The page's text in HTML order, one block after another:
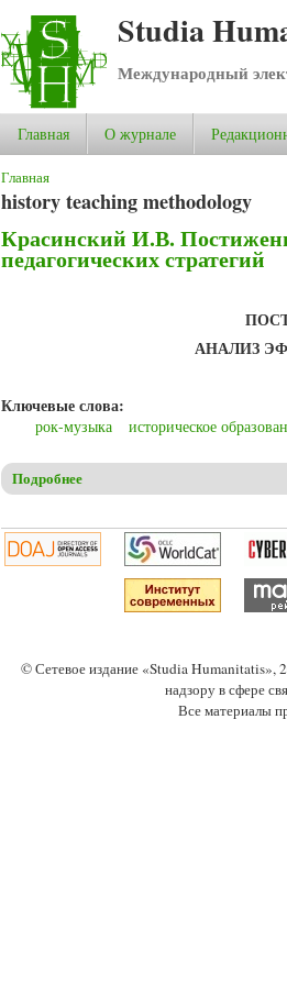
Studia
Международный
Главная О журнале
Вы здесь
Главная
history teaching methodology
Красинский И.В.
педагогических стратегий
АНАЛИЗ
Ключевые слова:
рок-музыка историческое
Подробнее
© Сетевое издание «Studia
надзору в сфере
Все материалы